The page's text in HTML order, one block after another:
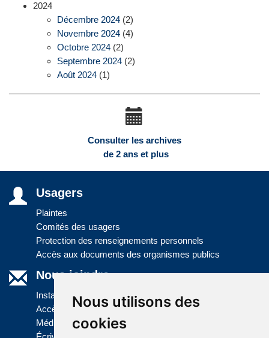
Nous utilisons des
cookies
2024
Décembre 2024 (2)
Novembre 2024 (4)
Octobre 2024 (2)
Septembre 2024 (2)
Août 2024 (1)
Consulter les archives
de 2 ans et plus
Usagers
Plaintes
Comités des usagers
Protection des renseignements personnels
Accès aux documents des organismes publics
Nous joindre
Installations
Accès à l'information
Médias